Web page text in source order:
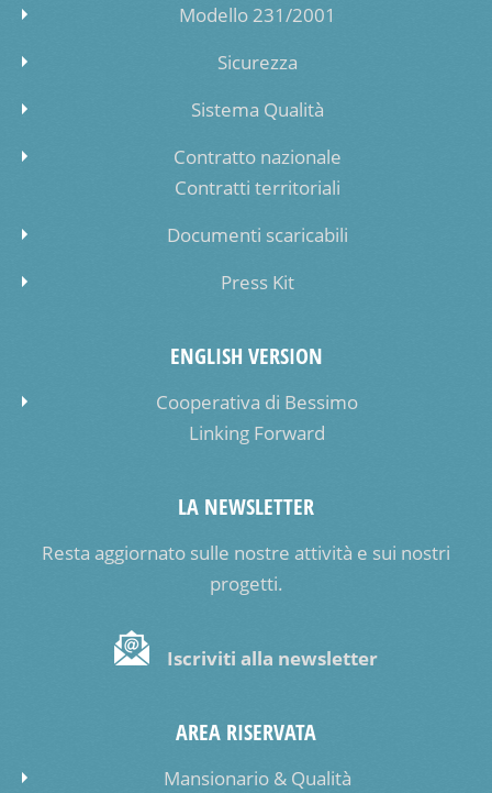
Modello 231/2001
Sicurezza
Sistema Qualità
Contratto nazionale
Contratti territoriali
Documenti scaricabili
Press Kit
ENGLISH VERSION
Cooperativa di Bessimo
Linking Forward
LA NEWSLETTER
Resta aggiornato sulle nostre attività e sui nostri
progetti.
Iscriviti alla newsletter
AREA RISERVATA
Mansionario & Qualità